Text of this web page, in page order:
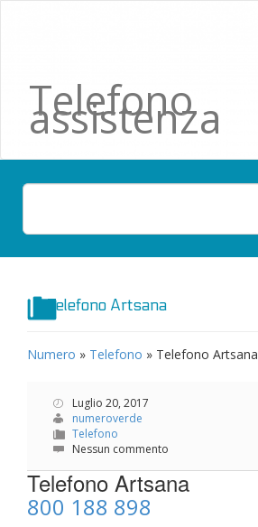
Telefono
assistenza
Telefono Artsana
Numero » Telefono » Telefono Artsana
Luglio 20, 2017
numeroverde
Telefono
Nessun commento
Telefono Artsana
800 188 898